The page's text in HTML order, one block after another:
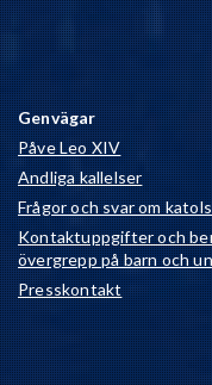
Genvägar
Påve Leo XIV
Andliga kallelser
Frågor och svar om
Kontaktuppgifter och
övergrepp på barn och
Presskontakt